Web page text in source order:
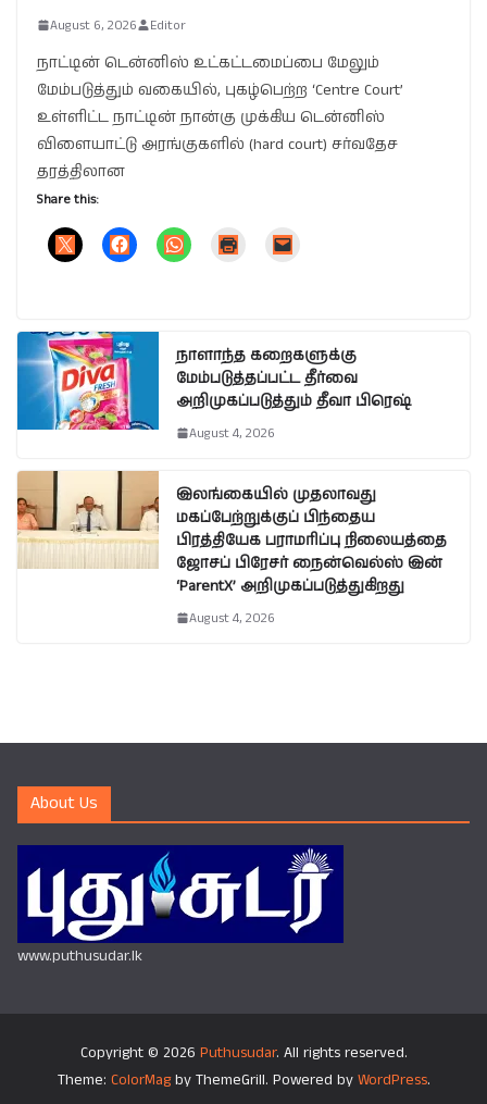
August 6, 2026 Editor
நாட்டின் டென்னிஸ் உட்கட்டமைப்பை மேலும்
மேம்படுத்தும் வகையில், புகழ்பெற்ற ‘Centre Court’
உள்ளிட்ட நாட்டின் நான்கு முக்கிய டென்னிஸ்
விளையாட்டு அரங்குகளில் (hard court) சர்வதேச
தரத்திலான
Share this:
நாளாந்த கறைகளுக்கு
மேம்படுத்தப்பட்ட தீர்வை
அறிமுகப்படுத்தும் தீவா பிரெஷ்
August 4, 2026
இலங்கையில் முதலாவது
மகப்பேற்றுக்குப் பிந்தைய
பிரத்தியேக பராமரிப்பு நிலையத்தை
ஜோசப் பிரேசர் நைன்வெல்ஸ் இன்
‘ParentX’ அறிமுகப்படுத்துகிறது
August 4, 2026
About Us
www.puthusudar.lk
Copyright © 2026 Puthusudar. All rights reserved.
Theme: ColorMagby ThemeGrill. Powered by WordPress.